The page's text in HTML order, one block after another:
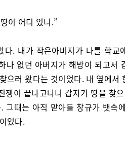
이 어디 있니.”
다. 내가 작은아버지가 나를 학교
나 없던 아버지가 해방이 되고서
으러 왔다는 것이었다. 내 옆에서
쟁이 끝나고나니 갑자기 땅을 찾
그때는 아직 맏아들 창규가 뱃속
었다.